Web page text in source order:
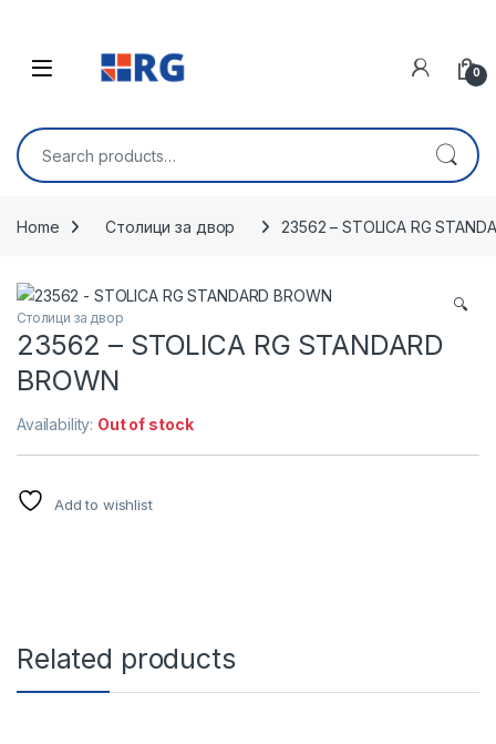
Open 0
Search for:
Home Столици за двор 23562 – STOLICA RG
🔍
Столици за двор
23562 – STOLICA RG STANDARD
BROWN
Availability: Out of stock
Add to wishlist
Related products